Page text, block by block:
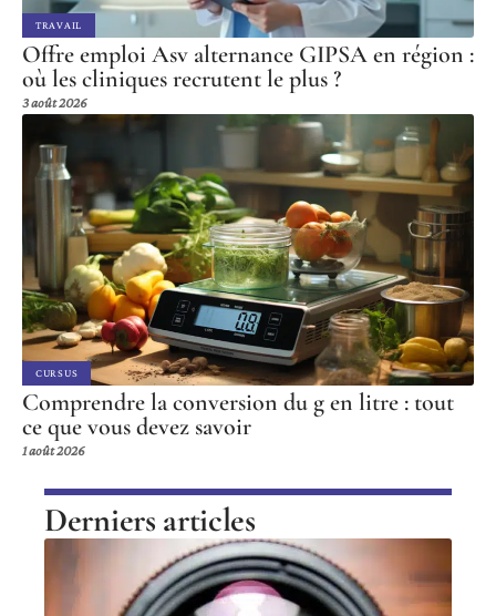
TRAVAIL
Offre emploi Asv alternance GIPSA en région :
où les cliniques recrutent le plus ?
3 août 2026
CURSUS
Comprendre la conversion du g en litre : tout
ce que vous devez savoir
1 août 2026
Derniers articles